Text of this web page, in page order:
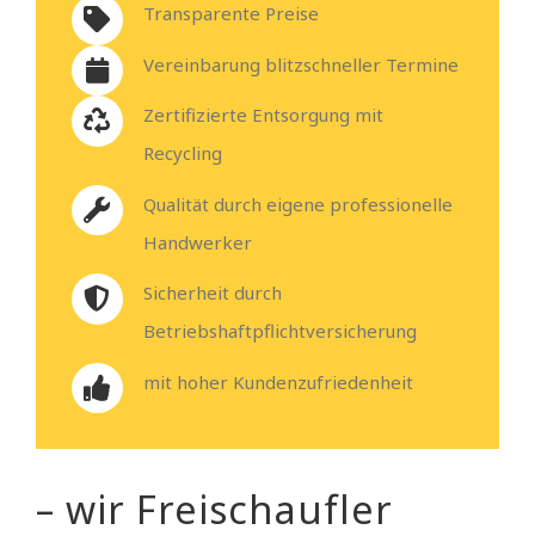
Transparente Preise
Vereinbarung blitzschneller Termine
Zertifizierte Entsorgung mit
Recycling
Qualität durch eigene professionelle
Handwerker
Sicherheit durch
Betriebshaftpflichtversicherung
mit hoher Kundenzufriedenheit
– wir Freischaufler